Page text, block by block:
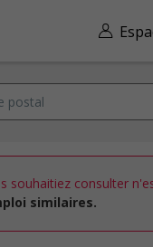
souhaitiez consulter
similaires.